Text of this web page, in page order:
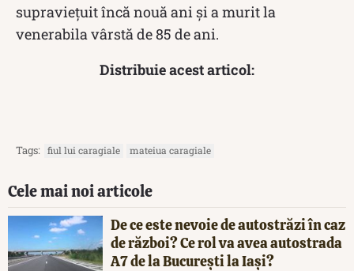
supraviețuit încă nouă ani și a murit la
venerabila vârstă de 85 de ani.
Distribuie acest articol:
Tags: fiul lui caragiale mateiua caragiale
Cele mai noi articole
De ce este nevoie de autostrăzi în caz
de război? Ce rol va avea autostrada
A7 de la București la Iași?